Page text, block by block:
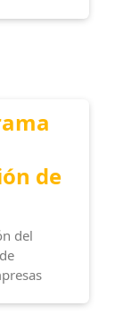
de
del